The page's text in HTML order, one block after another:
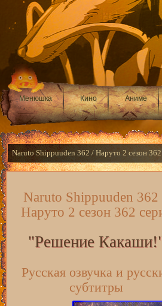
Менюшка Кино Аниме
Naruto Shippuuden 362 / Наруто 2 сезон
Naruto Shippuuden
Наруто 2 сезон 362
"Решение
Русская озвучка и
субтитры